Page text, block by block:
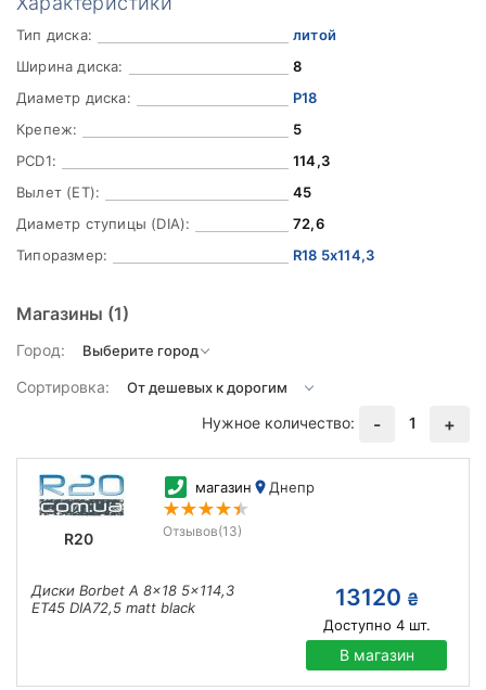
Тип диска:
литой
Ширина диска:
8
Диаметр диска:
Р18
Крепеж:
5
PCD1:
114,3
Вылет (ET):
45
Диаметр ступицы (DIA):
72,6
Типоразмер:
R18 5x114,3
Магазины (1)
Город:
Сортировка:
Нужное количество:
- 1 +
R20
магазин Днепр
Отзывов(13)
Диски Borbet A 8x18 5x114,3
ET45 DIA72,5 matt black
13120 ₴
Доступно 4шт.
В магазин